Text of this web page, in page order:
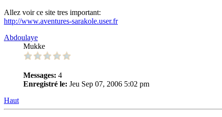
Allez voir ce site tres important:
http://www.aventures-sarakole.user.fr
Abdoulaye
Mukke
Messages: 4
Enregistré le: Jeu Sep 07, 2006 5:02 pm
Haut